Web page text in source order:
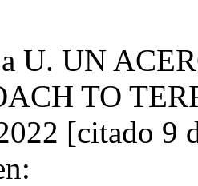
U. UN
TO
[citado 9